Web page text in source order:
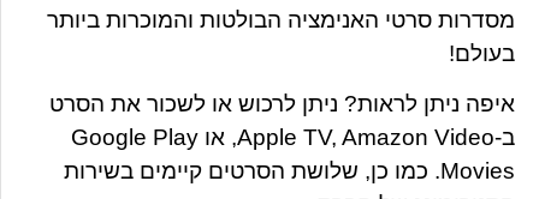
מסדרות סרטי האנימציה הבולטות והמוכרות ביותר
בעולם!
איפה ניתן לראות? ניתן לרכוש או לשכור את הסרט
ב-Apple TV, Amazon Video, או Google Play
Movies. כמו כן, שלושת הסרטים קיימים בשירות